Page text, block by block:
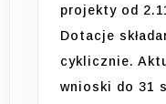
projekty od
Dotacje
cyklicznie.
wnioski do 31